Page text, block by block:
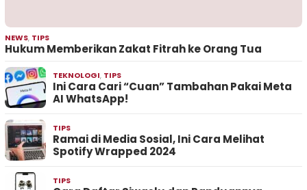
NEWS, TIPS
Hukum Memberikan Zakat Fitrah ke Orang Tua
TEKNOLOGI, TIPS
Ini Cara Cari “Cuan” Tambahan Pakai Meta
AI WhatsApp!
TIPS
Ramai di Media Sosial, Ini Cara Melihat
Spotify Wrapped 2024
TIPS